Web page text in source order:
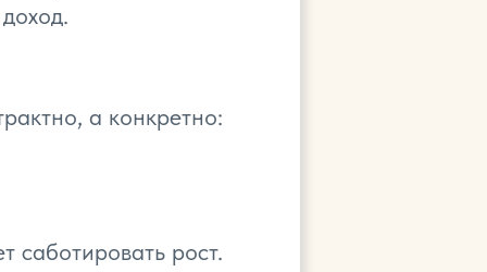
а конкретно:
саботировать рост.